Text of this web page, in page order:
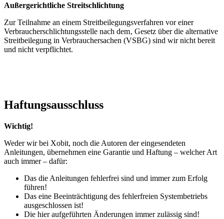
Außergerichtliche Streitschlichtung
Zur Teilnahme an einem Streitbeilegungsverfahren vor einer
Verbraucherschlichtungsstelle nach dem‚ Gesetz über die alternative
Streitbeilegung in Verbrauchersachen (VSBG) sind wir nicht bereit
und nicht verpflichtet.
Haftungsausschluss
Wichtig!
Weder wir bei Xobit, noch die Autoren der eingesendeten
Anleitungen, übernehmen eine Garantie und Haftung – welcher Art
auch immer – dafür:
Das die Anleitungen fehlerfrei sind und immer zum Erfolg
führen!
Das eine Beeinträchtigung des fehlerfreien Systembetriebs
ausgeschlossen ist!
Die hier aufgeführten Änderungen immer zulässig sind!